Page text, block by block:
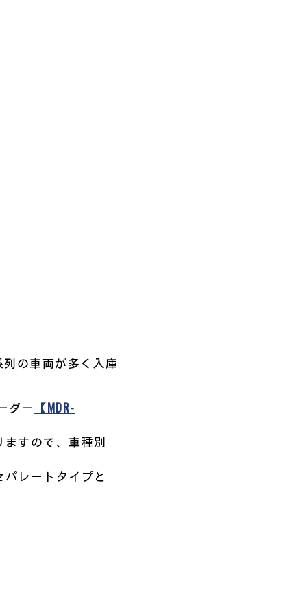
列の車両が多く入庫
ダー 【MDR-
すので、車種別
レートタイプと